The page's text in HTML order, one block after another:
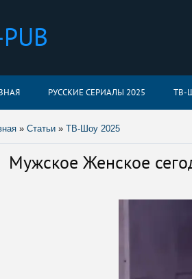
РУССКИЕ СЕРИАЛЫ 2025 ТВ-
» Статьи » ТВ-Шоу 2025
Мужское Женское